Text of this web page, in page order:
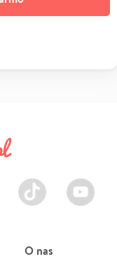
TikTok Youtube
O nas